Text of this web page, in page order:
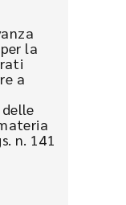
la
a
n. 141